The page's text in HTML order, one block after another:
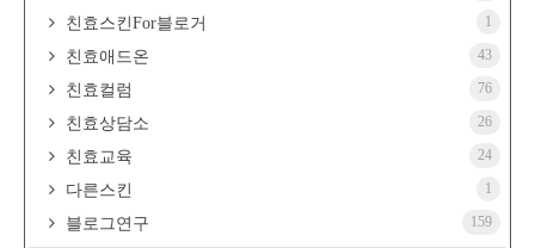
친효스킨For블로거 1
친효애드온 43
친효컬럼 76
친효상담소 26
친효교육 24
다른스킨 1
블로그연구 159